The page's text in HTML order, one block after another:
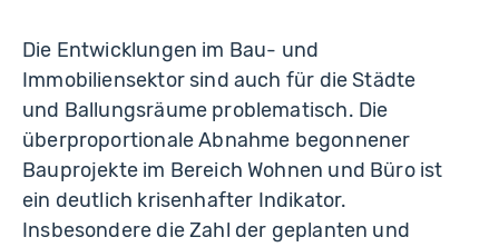
Die Entwicklungen im Bau- und
Immobiliensektor sind auch für die Städte
und Ballungsräume problematisch. Die
überproportionale Abnahme begonnener
Bauprojekte im Bereich Wohnen und Büro ist
ein deutlich krisenhafter Indikator.
Insbesondere die Zahl der geplanten und